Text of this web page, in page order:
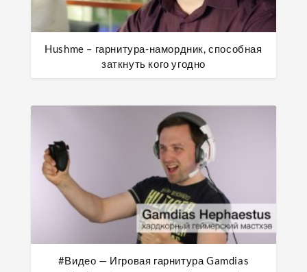
Hushme – гарнитура-намордник, способная
заткнуть кого угодно
#Видео — Игровая гарнитура Gamdias